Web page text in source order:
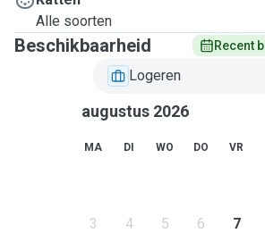
Alle soorten
Beschikbaarheid Recent
Logeren
augustus 2026
MA DI WO DO VR
3 4 5 6 7